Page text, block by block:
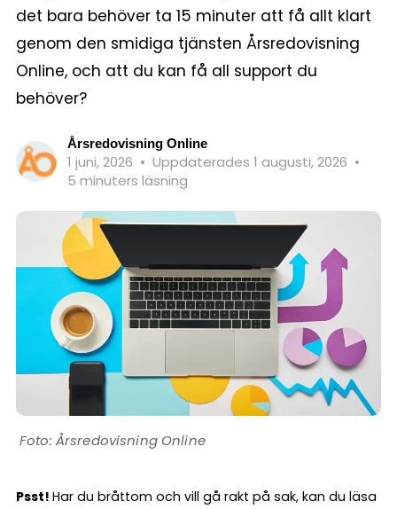
det bara behöver ta 15 minuter att få allt klart
genom den smidiga tjänsten Årsredovisning
Online, och att du kan få all support du
behöver?
Årsredovisning Online
1 juni, 2026 • Uppdaterades 1 augusti, 2026 •
5 minuters läsning
Årsredovisning Online
Psst! Har du bråttom och vill gå rakt på sak, kan du läsa